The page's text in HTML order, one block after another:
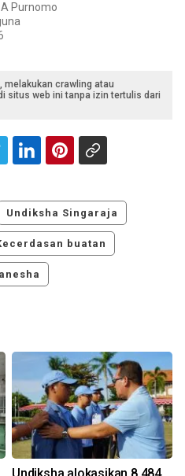
Purnomo
melakukan crawling atau
situs web ini tanpa izin tertulis dari
Undiksha Singaraja
buatan